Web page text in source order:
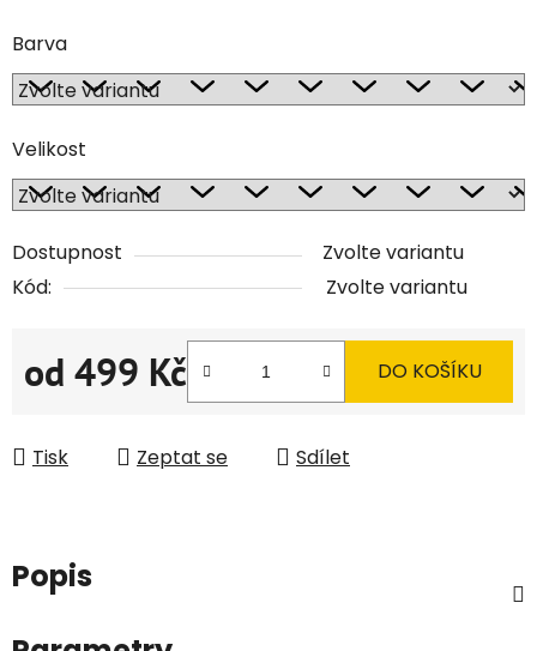
Barva
Velikost
Dostupnost
Zvolte variantu
Kód:
Zvolte variantu
od 499 Kč DO KOŠÍKU
Tisk Zeptat se Sdílet
Popis